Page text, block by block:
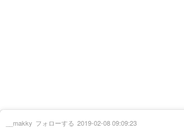
__makky フォローする 2019-02-08 09:09:23